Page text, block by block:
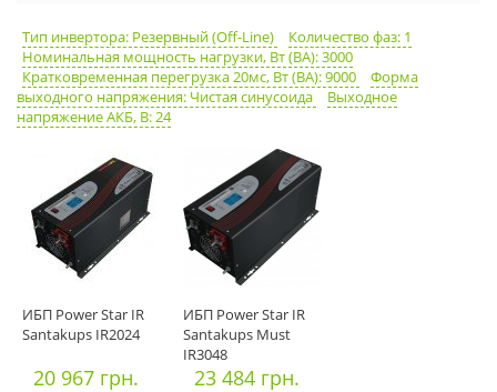
Тип инвертора: Резервный (Off-Line)
Количество фаз: 1
Номинальная мощность нагрузки, Вт (ВА): 3000
Кратковременная перегрузка 20мс, Вт (ВА): 9000
Форма
выходного напряжения: Чистая синусоида
Выходное
напряжение АКБ, В: 24
ИБП Power Star IR
Santakups IR2024
20 967 грн.
ИБП Power Star IR
Santakups Must
IR3048
23 484 грн.